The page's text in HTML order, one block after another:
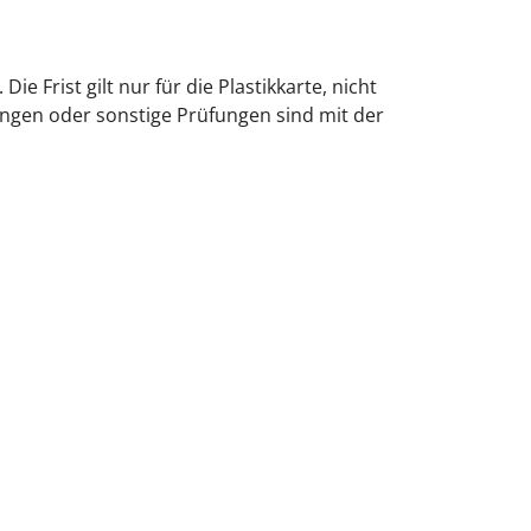
Die Frist gilt nur für die Plastikkarte, nicht
oder sonstige Prüfungen sind mit der